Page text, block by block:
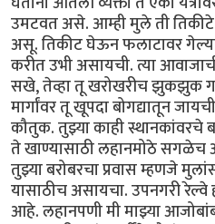
उमटवत असे. आम्ही मुले ती
असू. तिकीट घेऊन फलाटावर
करीत उभी असायची. त्या
सखे, तेव्हा तू खरोखरीच झुकझुक
मार्गांवर तू खूपदा बोगद्यातून
कौतुक. तुझ्या काही स्थानकांवरचे
ते खाण्यासाठी लहानमोठे
तुझ्या बरोबरचा प्रवास म्हणजे
यासाठीच असायचा. उपनगरी
आहे. लहानपणी मी माझ्या